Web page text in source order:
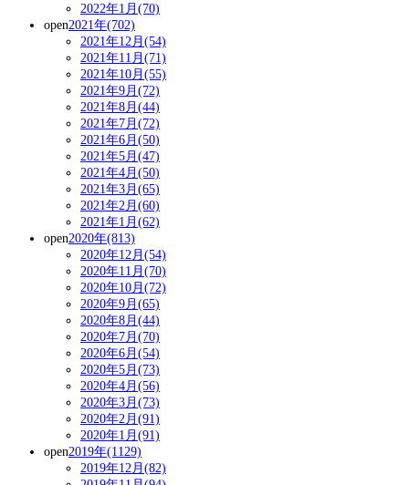
2022年1月(70)
open2021年(702)
2021年12月(54)
2021年11月(71)
2021年10月(55)
2021年9月(72)
2021年8月(44)
2021年7月(72)
2021年6月(50)
2021年5月(47)
2021年4月(50)
2021年3月(65)
2021年2月(60)
2021年1月(62)
open2020年(813)
2020年12月(54)
2020年11月(70)
2020年10月(72)
2020年9月(65)
2020年8月(44)
2020年7月(70)
2020年6月(54)
2020年5月(73)
2020年4月(56)
2020年3月(73)
2020年2月(91)
2020年1月(91)
open2019年(1129)
2019年12月(82)